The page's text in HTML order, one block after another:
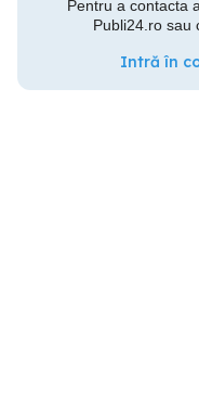
Pentru a contacta
Publi24.ro sau
Intră în